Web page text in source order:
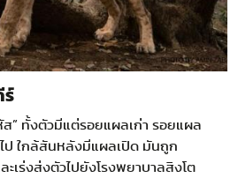
ร์
ส” ทั้งตัวมีแต่รอยแผลเก่า รอยแผล
ป ใกล้สันหลังมีแผลเปิด มันถูก
เร่งส่งตัวไปยังโรงพยาบาลสิงโต